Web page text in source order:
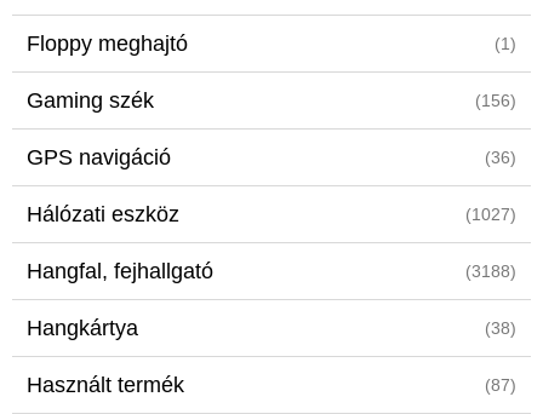
Floppy meghajtó (1)
Gaming szék (156)
GPS navigáció (36)
Hálózati eszköz (1027)
Hangfal, fejhallgató (3188)
Hangkártya (38)
Használt termék (87)